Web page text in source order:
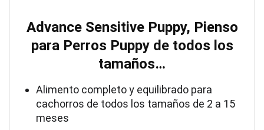
Advance Sensitive Puppy, Pienso
para Perros Puppy de todos los
tamaños…
Alimento completo y equilibrado para
cachorros de todos los tamaños de 2 a 15
meses